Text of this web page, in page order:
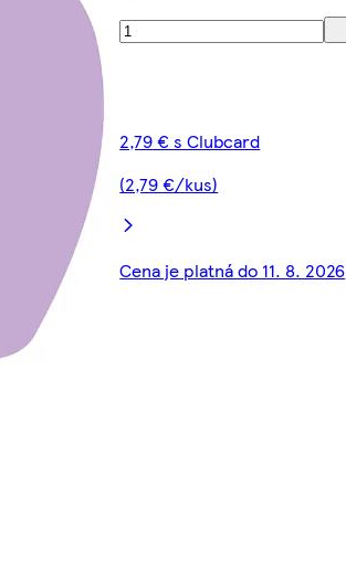
2,79 € s Clubcard
(2,79 €/kus)
Cena je platná do 11. 8. 2026